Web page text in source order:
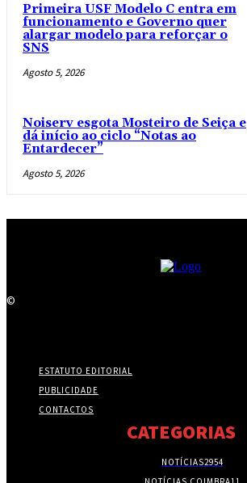
Primeira USF Modelo C entra em
funcionamento e Governo quer
alargar modelo para reforçar o
SNS
Agosto 5, 2026
Noiserv esgota Mosteiro de Seiça e
dá início ao ciclo “Notas ao
Entardecer”
Agosto 5, 2026
©
ESTATUTO EDITORIAL
PUBLICIDADE
CONTACTOS
CATEGORIAS
NOTÍCIAS2954